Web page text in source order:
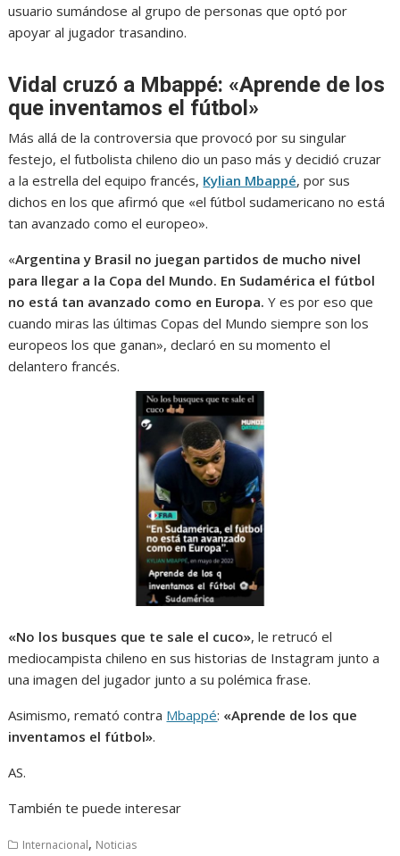
usuario sumándose al grupo de personas que optó por
apoyar al jugador trasandino.
Vidal cruzó a Mbappé: «Aprende de los
que inventamos el fútbol»
Más allá de la controversia que provocó por su singular
festejo, el futbolista chileno dio un paso más y decidió cruzar
a la estrella del equipo francés, Kylian Mbappé, por sus
dichos en los que afirmó que «el fútbol sudamericano no está
tan avanzado como el europeo».
«Argentina y Brasil no juegan partidos de mucho nivel
para llegar a la Copa del Mundo. En Sudamérica el fútbol
no está tan avanzado como en Europa. Y es por eso que
cuando miras las últimas Copas del Mundo siempre son los
europeos los que ganan», declaró en su momento el
delantero francés.
«No los busques que te sale el cuco», le retrucó el
mediocampista chileno en sus historias de Instagram junto a
una imagen del jugador junto a su polémica frase.
Asimismo, remató contra Mbappé: «Aprende de los que
inventamos el fútbol».
AS.
También te puede interesar
Internacional, Noticias